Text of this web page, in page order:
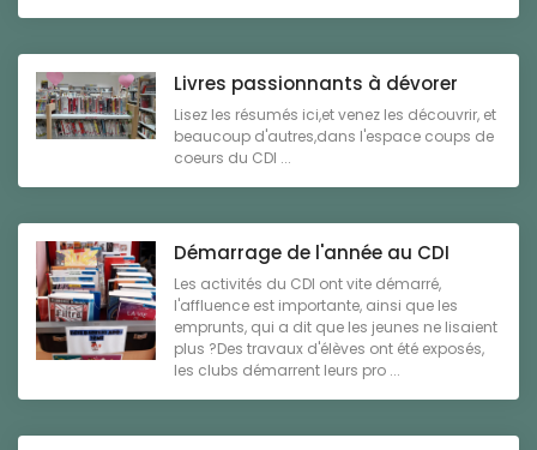
Livres passionnants à dévorer
Lisez les résumés ici,et venez les découvrir, et
beaucoup d'autres,dans l'espace coups de
coeurs du CDI ...
Démarrage de l'année au CDI
Les activités du CDI ont vite démarré,
l'affluence est importante, ainsi que les
emprunts, qui a dit que les jeunes ne lisaient
plus ?Des travaux d'élèves ont été exposés,
les clubs démarrent leurs pro ...